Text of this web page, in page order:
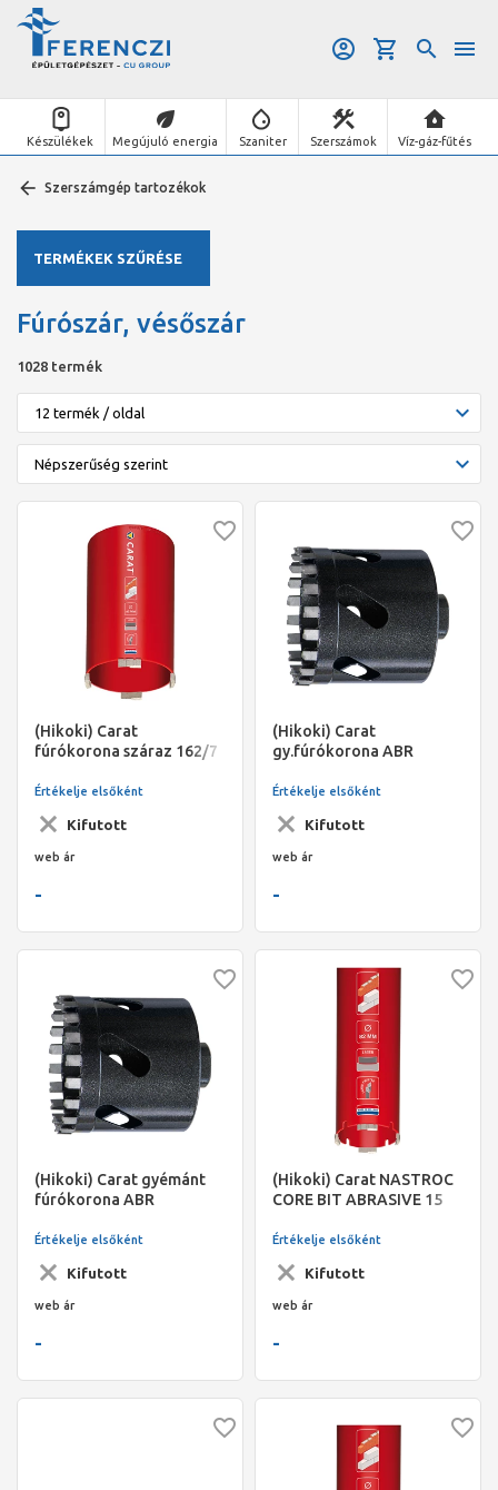
Készülékek Megújuló energia Szaniter Szerszámok Víz-gáz-fűtés
Szerszámgép tartozékok
Fúrószár, vésőszár
1028 termék
(Hikoki) Carat
fúrókorona száraz 162/7
Kifutott
Értékelje elsőként
web ár
-
(Hikoki) Carat
gy.fúrókorona ABR
Kifutott
Értékelje elsőként
web ár
-
(Hikoki) Carat gyémánt
fúrókorona ABR
Kifutott
Értékelje elsőként
web ár
-
(Hikoki) Carat NASTROC
CORE BIT ABRASIVE 15
Kifutott
Értékelje elsőként
web ár
-
TERMÉKEK SZŰRÉSE